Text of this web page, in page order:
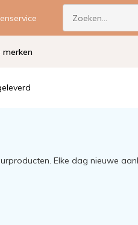
merken
Elke dag nieuwe